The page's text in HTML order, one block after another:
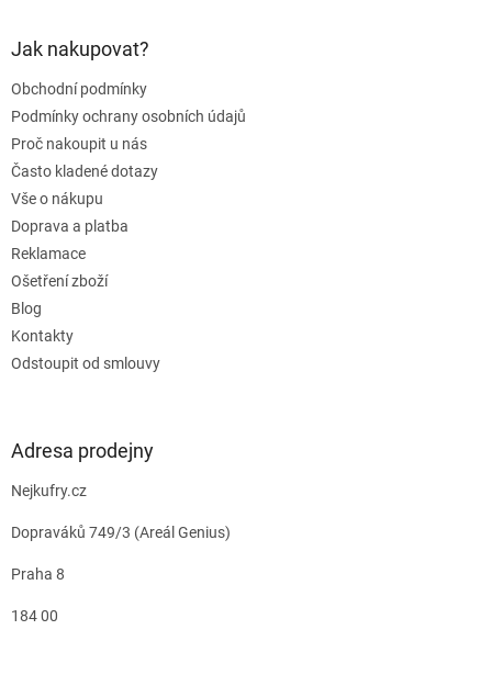
Jak nakupovat?
Obchodní podmínky
Podmínky ochrany osobních údajů
Proč nakoupit u nás
Často kladené dotazy
Vše o nákupu
Doprava a platba
Reklamace
Ošetření zboží
Blog
Kontakty
Odstoupit od smlouvy
Adresa prodejny
Nejkufry.cz
Dopraváků 749/3 (Areál Genius)
Praha 8
184 00